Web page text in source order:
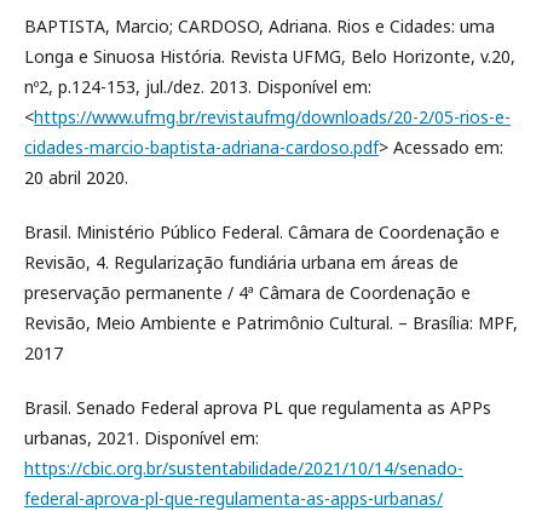
BAPTISTA, Marcio; CARDOSO, Adriana. Rios e Cidades: uma
Longa e Sinuosa História. Revista UFMG, Belo Horizonte, v.20,
nº2, p.124-153, jul./dez. 2013. Disponível em:
<https://www.ufmg.br/revistaufmg/downloads/20-2/05-rios-e-
cidades-marcio-baptista-adriana-cardoso.pdf> Acessado em:
20 abril 2020.
Brasil. Ministério Público Federal. Câmara de Coordenação e
Revisão, 4. Regularização fundiária urbana em áreas de
preservação permanente / 4ª Câmara de Coordenação e
Revisão, Meio Ambiente e Patrimônio Cultural. – Brasília: MPF,
2017
Brasil. Senado Federal aprova PL que regulamenta as APPs
urbanas, 2021. Disponível em:
https://cbic.org.br/sustentabilidade/2021/10/14/senado-
federal-aprova-pl-que-regulamenta-as-apps-urbanas/